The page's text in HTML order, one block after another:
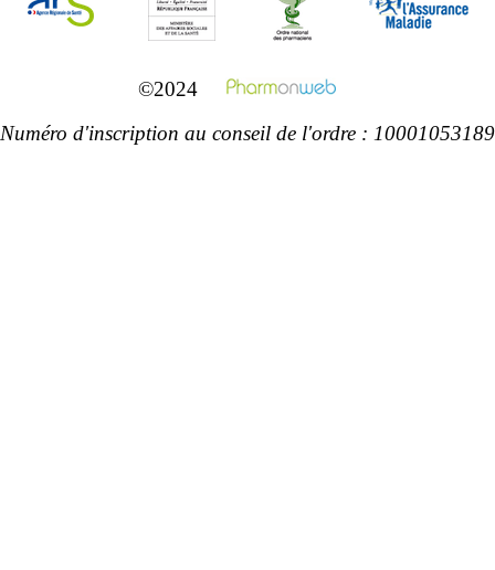
©2024
Numéro d'inscription au conseil de l'ordre : 10001053189